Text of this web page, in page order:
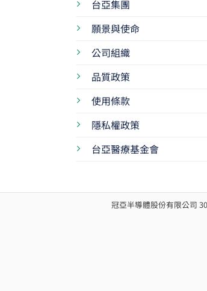
台亞集團
願景與使命
公司組織
品質政策
使用條款
隱私權政策
台亞醫療基金會
冠亞半導體股份有限公司